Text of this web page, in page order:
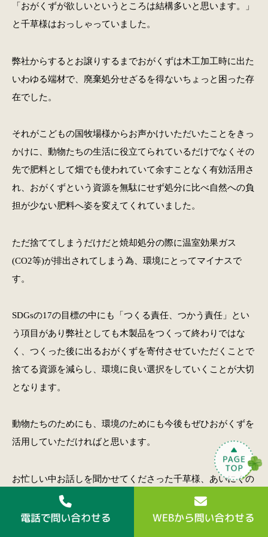
「おがくずが欲しいというところは結構多いと思います。」
と千草様はおっしゃっていました。
弊社からするとお譲りするまでおがくずは木工加工時に出た
いわゆる端材で、廃棄処分せざるを得ないちょっと困った存
在でした。
それがこどもの国牧場様からお声かけいただいたことをきっ
かけに、動物たちの生活に役立てられているだけでなくその
先で肥料として畑でも使われていて余すことなく有効活用さ
れ、おがくずという資源を無駄にせず処分に比べ自然への負
担が少ない肥料へ姿を変えてくれていました。
ただ捨ててしまうだけだと焼却処分の際に温室効果ガス
(CO2等)が排出されてしまう為、環境にとってマイナスで
す。
SDGsの17の目標の中にも「つくる責任、つかう責任」とい
う項目があり弊社としても木製品をつくって終わりではな
く、つくった後に出るおがくずを寄付させていただくことで
捨てる資源を減らし、環境に良い選択をしていくことが大切
となります。
動物たちのためにも、環境のためにも今後もぜひおがくずを
活用していただければと思います。
お忙しい中お話しを聞かせてくださった千草様、あいにくの
お天気でしたが本当にありがとうございました。動物さんた
ちもお休みの日にありがとうございました！